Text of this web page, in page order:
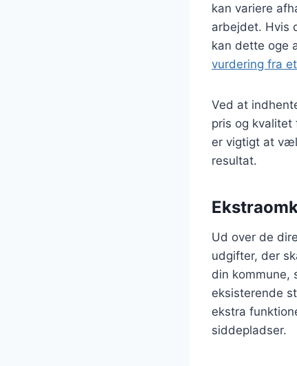
kan variere
arbejdet. Hvis
kan dette oge
vurdering fra
Ved at
pris og
er vigtigt at
resultat.
Ud over de
udgifter, der
din kommune,
eksisterende
ekstra
siddepladser.